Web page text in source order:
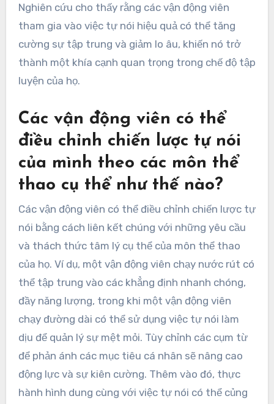
Nghiên cứu cho thấy rằng các vận động viên
tham gia vào việc tự nói hiệu quả có thể tăng
cường sự tập trung và giảm lo âu, khiến nó trở
thành một khía cạnh quan trọng trong chế độ tập
luyện của họ.
Các vận động viên có thể
điều chỉnh chiến lược tự nói
của mình theo các môn thể
thao cụ thể như thế nào?
Các vận động viên có thể điều chỉnh chiến lược tự
nói bằng cách liên kết chúng với những yêu cầu
và thách thức tâm lý cụ thể của môn thể thao
của họ. Ví dụ, một vận động viên chạy nước rút có
thể tập trung vào các khẳng định nhanh chóng,
đầy năng lượng, trong khi một vận động viên
chạy đường dài có thể sử dụng việc tự nói làm
dịu để quản lý sự mệt mỏi. Tùy chỉnh các cụm từ
để phản ánh các mục tiêu cá nhân sẽ nâng cao
động lực và sự kiên cường. Thêm vào đó, thực
hành hình dung cùng với việc tự nói có thể củng